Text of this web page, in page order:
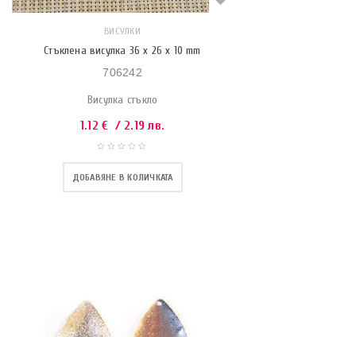
ВИСУЛКИ
Стъклена висулка 36 x 26 x 10 mm
706242
Висулка стъкло
1.12€ / 2.19 лв.
ДОБАВЯНЕ В КОЛИЧКАТА